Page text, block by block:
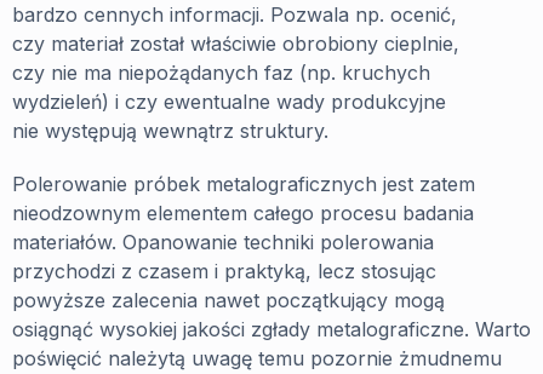
bardzo cennych informacji. Pozwala np. ocenić,
czy materiał został właściwie obrobiony cieplnie,
czy nie ma niepożądanych faz (np. kruchych
wydzieleń) i czy ewentualne wady produkcyjne
nie występują wewnątrz struktury.
Polerowanie próbek metalograficznych jest zatem
nieodzownym elementem całego procesu badania
materiałów. Opanowanie techniki polerowania
przychodzi z czasem i praktyką, lecz stosując
powyższe zalecenia nawet początkujący mogą
osiągnąć wysokiej jakości zgłady metalograficzne. Warto
poświęcić należytą uwagę temu pozornie żmudnemu